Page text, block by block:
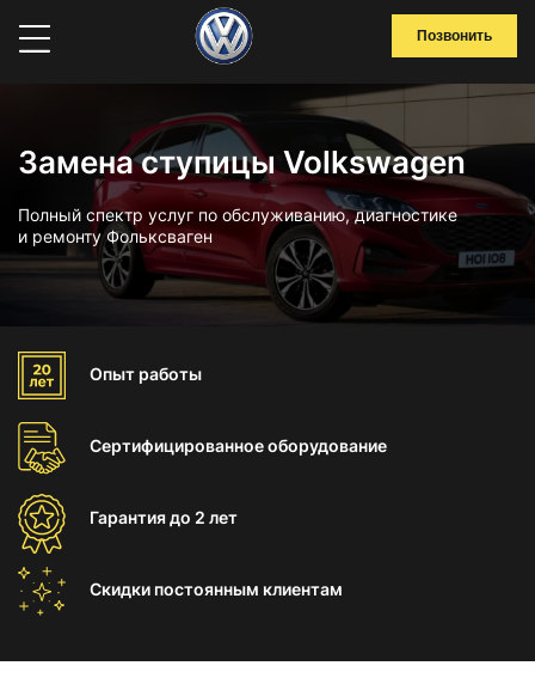
Позвонить
Замена ступицы Volkswagen
Полный спектр услуг по обслуживанию, диагностике
и ремонту Фольксваген
Опыт работы
Сертифицированноеоборудование
Гарантиядо 2 лет
Скидки постоянным клиентам